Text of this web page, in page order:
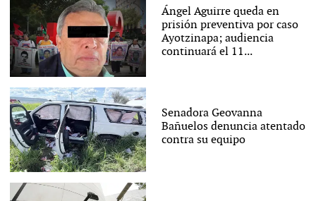
Ángel Aguirre queda en
prisión preventiva por caso
Ayotzinapa; audiencia
continuará el 11...
Senadora Geovanna
Bañuelos denuncia atentado
contra su equipo